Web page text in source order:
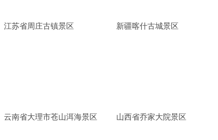
江苏省周庄古镇景区 新疆喀什古城景区
云南省大理市苍山洱海景区 山西省乔家大院景区